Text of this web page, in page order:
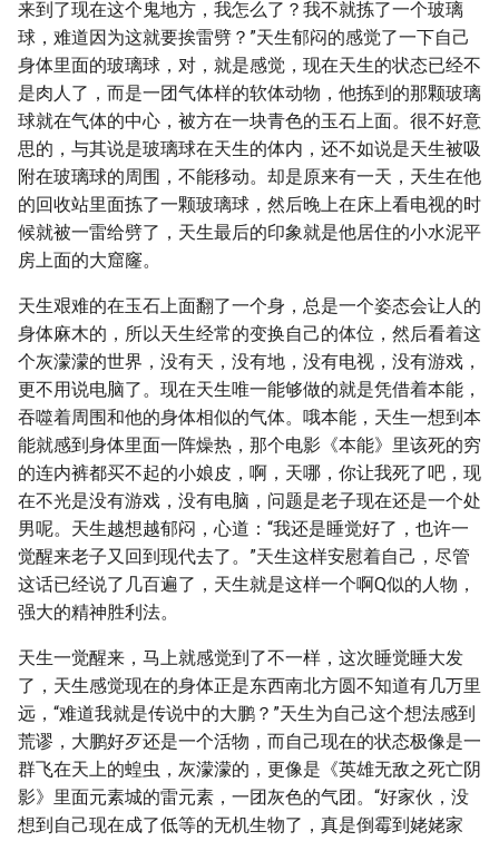
来到了现在这个鬼地方，我怎么了？我不就拣了一个玻璃
球，难道因为这就要挨雷劈？”天生郁闷的感觉了一下自己
身体里面的玻璃球，对，就是感觉，现在天生的状态已经不
是肉人了，而是一团气体样的软体动物，他拣到的那颗玻璃
球就在气体的中心，被方在一块青色的玉石上面。很不好意
思的，与其说是玻璃球在天生的体内，还不如说是天生被吸
附在玻璃球的周围，不能移动。却是原来有一天，天生在他
的回收站里面拣了一颗玻璃球，然后晚上在床上看电视的时
候就被一雷给劈了，天生最后的印象就是他居住的小水泥平
房上面的大窟窿。
天生艰难的在玉石上面翻了一个身，总是一个姿态会让人的
身体麻木的，所以天生经常的变换自己的体位，然后看着这
个灰濛濛的世界，没有天，没有地，没有电视，没有游戏，
更不用说电脑了。现在天生唯一能够做的就是凭借着本能，
吞噬着周围和他的身体相似的气体。哦本能，天生一想到本
能就感到身体里面一阵燥热，那个电影《本能》里该死的穷
的连内裤都买不起的小娘皮，啊，天哪，你让我死了吧，现
在不光是没有游戏，没有电脑，问题是老子现在还是一个处
男呢。天生越想越郁闷，心道：“我还是睡觉好了，也许一
觉醒来老子又回到现代去了。”天生这样安慰着自己，尽管
这话已经说了几百遍了，天生就是这样一个啊Q似的人物，
强大的精神胜利法。
天生一觉醒来，马上就感觉到了不一样，这次睡觉睡大发
了，天生感觉现在的身体正是东西南北方圆不知道有几万里
远，“难道我就是传说中的大鹏？”天生为自己这个想法感到
荒谬，大鹏好歹还是一个活物，而自己现在的状态极像是一
群飞在天上的蝗虫，灰濛濛的，更像是《英雄无敌之死亡阴
影》里面元素城的雷元素，一团灰色的气团。“好家伙，没
想到自己现在成了低等的无机生物了，真是倒霉到姥姥家